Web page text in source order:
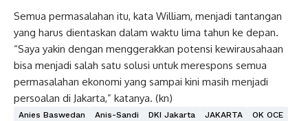
Semua permasalahan itu, kata William, menjadi tantangan
yang harus dientaskan dalam waktu lima tahun ke depan.
“Saya yakin dengan menggerakkan potensi kewirausahaan
bisa menjadi salah satu solusi untuk merespons semua
permasalahan ekonomi yang sampai kini masih menjadi
persoalan di Jakarta,” katanya. (kn)
Anies Baswedan Anis-Sandi DKI Jakarta JAKARTA
OK OCE